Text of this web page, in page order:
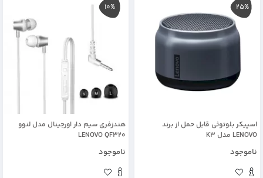
25%
اسپیکر بلوتوثی قابل حمل از برند
LENOVO مدل K3
ناموجود
10%
هندزفری سیم دار اورجینال مدل لنوو
LENOVO QF320
ناموجود